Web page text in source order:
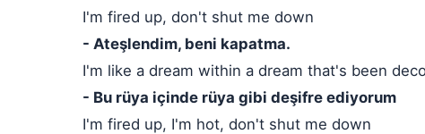
I'm fired up, don't shut me down
- Ateşlendim, beni kapatma.
I'm like a dream within a dream that's been
- Bu rüya içinde rüya gibi deşifre ediyorum
I'm fired up, I'm hot, don't shut me down